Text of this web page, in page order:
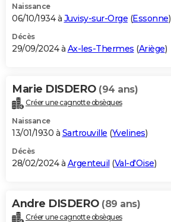
Naissance
06/10/1934 à Juvisy-sur-Orge (Essonne)
Décès
29/09/2024 à Ax-les-Thermes (Ariège)
Marie DISDERO (94 ans)
Créer une cagnotte obsèques
Naissance
13/01/1930 à Sartrouville (Yvelines)
Décès
28/02/2024 à Argenteuil (Val-d'Oise)
Andre DISDERO (89 ans)
Créer une cagnotte obsèques